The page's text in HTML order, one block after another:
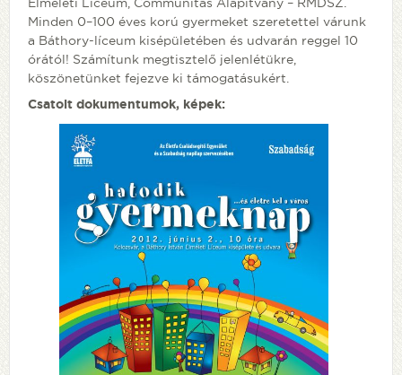
Minden 0–100 éves korú gyermeket szeretettel várunk
a Báthory-líceum kisépületében és udvarán reggel 10
órától! Számítunk megtisztelő jelenlétükre,
köszönetünket fejezve ki támogatásukért.
Csatolt dokumentumok, képek: